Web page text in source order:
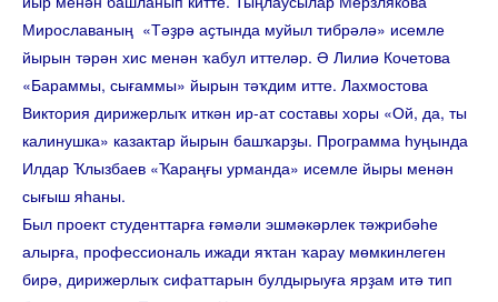
Мирославаның «Тәҙрә аҫтында муйыл тибрәлә» исемле
йырын тәрән хис менән ҡабул иттеләр. Ә Лилиә Кочетова
«Бараммы, сығаммы» йырын тәҡдим итте. Лахмостова
Виктория дирижерлыҡ иткән ир-ат составы хоры «Ой, да, ты
калинушка» казактар йырын башҡарҙы. Программа һуңында
Илдар Ҡлызбаев «Ҡараңғы урманда» исемле йыры менән
сығыш яһаны.
Был проект студенттарға ғәмәли эшмәкәрлек тәжрибәһе
алырға, профессиональ ижади яҡтан ҡарау мөмкинлеген
бирә, дирижерлыҡ сифаттарын булдырыуға ярҙам итә тип